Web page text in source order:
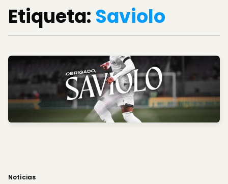
Etiqueta: Saviolo
Notícias